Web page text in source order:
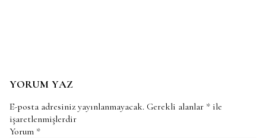
YORUM YAZ
E-posta adresiniz yayınlanmayacak. Gerekli alanlar * ile
işaretlenmişlerdir
Yorum *